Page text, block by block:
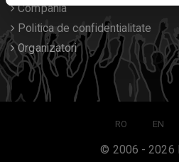
Compania
Politica de confidentialitate
Organizatori
RO EN
© 2006 - 2026